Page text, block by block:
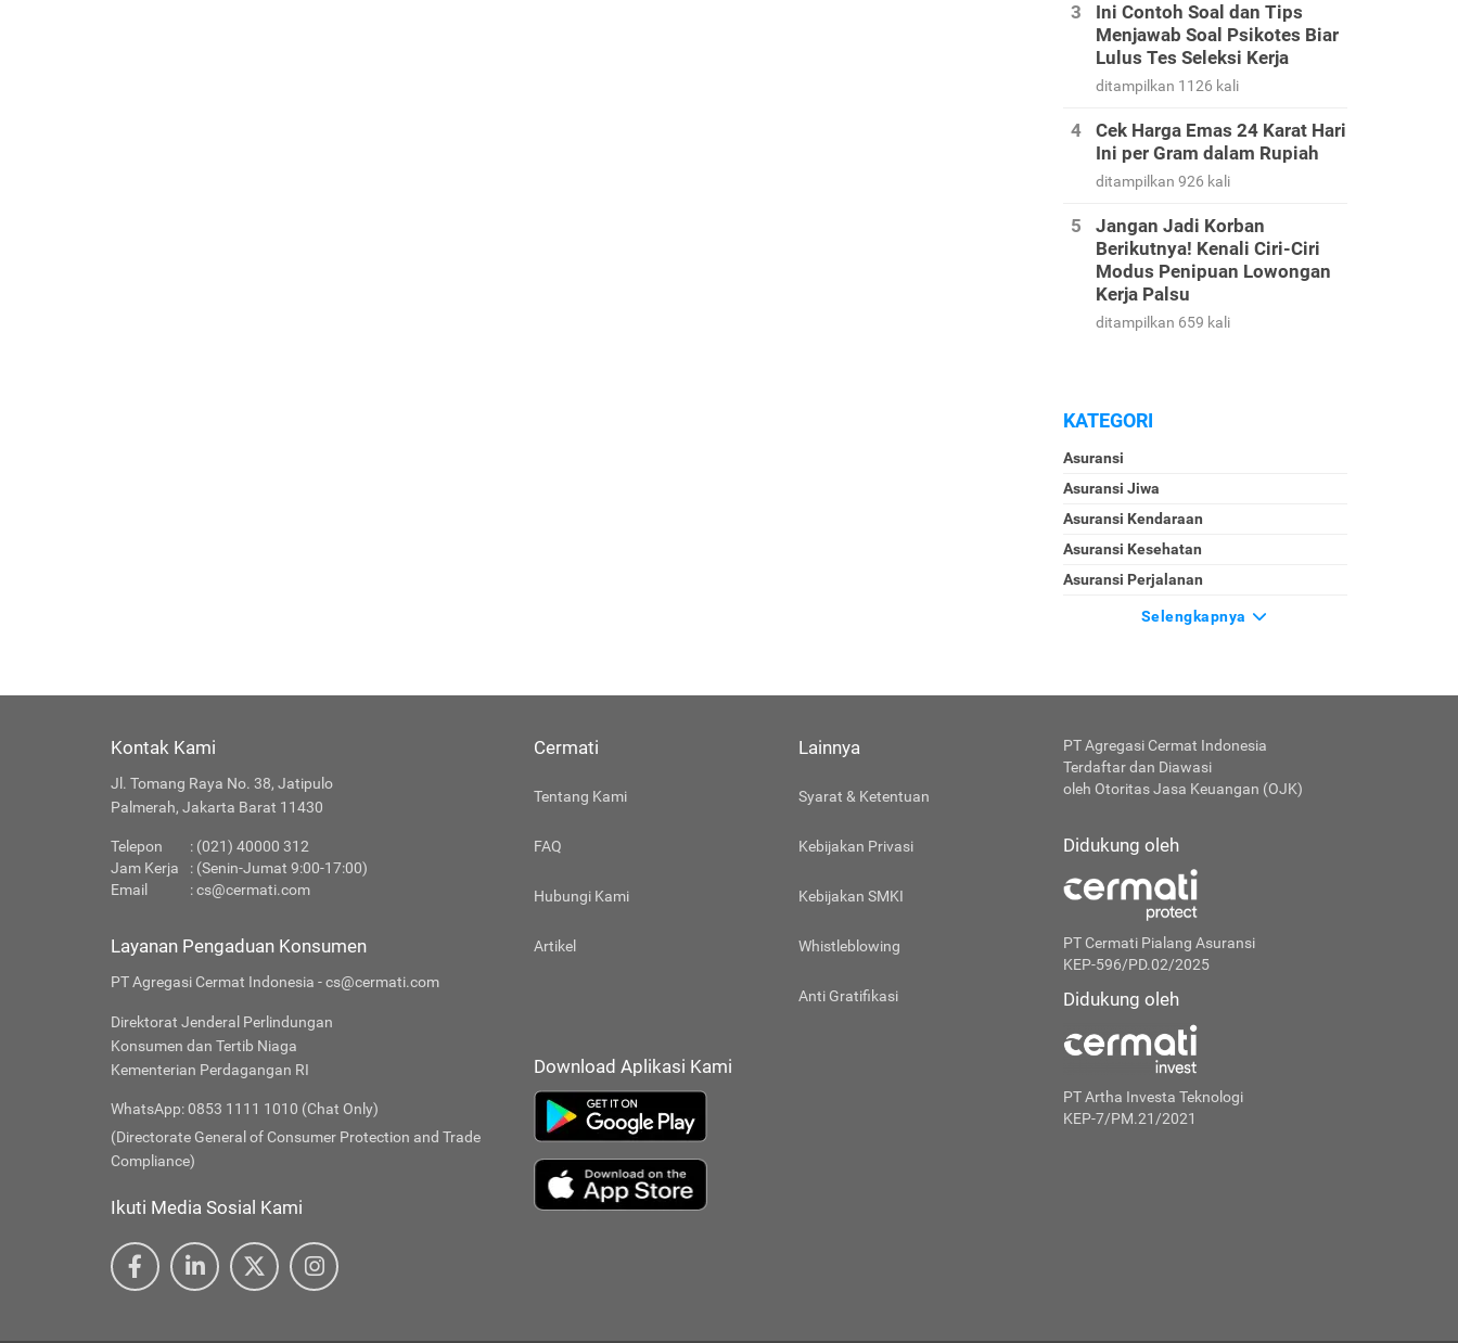
Ini Contoh Soal dan Tips
Menjawab Soal Psikotes Biar
Lulus Tes Seleksi Kerja
ditampilkan 1126 kali
Cek Harga Emas 24 Karat Hari
Ini per Gram dalam Rupiah
ditampilkan 926 kali
Jangan Jadi Korban
Berikutnya! Kenali Ciri-Ciri
Modus Penipuan Lowongan
Kerja Palsu
ditampilkan 659 kali
KATEGORI
Asuransi
Asuransi Jiwa
Asuransi Kendaraan
Asuransi Kesehatan
Asuransi Perjalanan
Selengkapnya
Kontak Kami
Jl. Tomang Raya No. 38, Jatipulo
Palmerah, Jakarta Barat 11430
Telepon
: (021) 40000 312
Jam Kerja
: (Senin-Jumat 9:00-17:00)
Email
:cs@cermati.com
Layanan Pengaduan Konsumen
PT Agregasi Cermat Indonesia - cs@cermati.com
Direktorat Jenderal Perlindungan
Konsumen dan Tertib Niaga
Kementerian Perdagangan RI
WhatsApp: 0853 1111 1010 (Chat Only)
(Directorate General of Consumer Protection and Trade
Compliance)
Ikuti Media Sosial Kami
Cermati
Tentang Kami
FAQ
Hubungi Kami
Artikel
Lainnya
Syarat & Ketentuan
Kebijakan Privasi
Kebijakan SMKI
Whistleblowing
Anti Gratifikasi
Download Aplikasi Kami
PT Agregasi Cermat Indonesia
Terdaftar dan Diawasi
oleh Otoritas Jasa Keuangan (OJK)
Didukung oleh
PT Cermati Pialang Asuransi
KEP-596/PD.02/2025
Didukung oleh
PT Artha Investa Teknologi
KEP-7/PM.21/2021